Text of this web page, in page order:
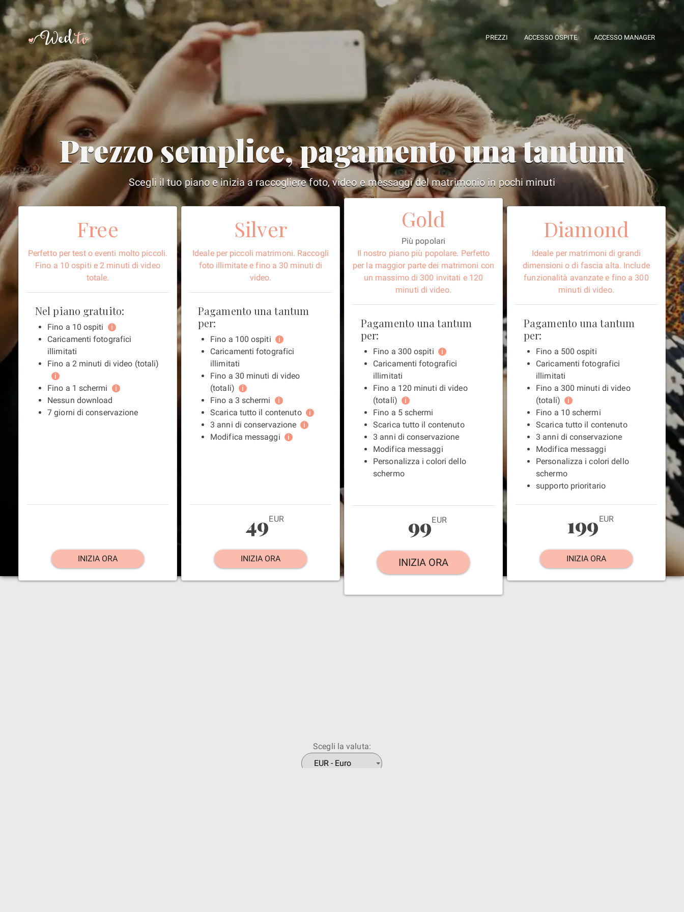
PREZZI ACCESSO OSPITE ACCESSO MANAGER
Prezzo semplice, pagamento una tantum
Scegli il tuo piano e inizia a raccogliere foto, video e messaggi del matrimonio in pochi minuti
Free
Perfetto per test o eventi molto piccoli.
Fino a 10 ospiti e 2 minuti di video
totale.
Nel piano gratuito:
Fino a 10 ospiti
i
Caricamenti fotografici
illimitati
Fino a 2 minuti di video (totali)
i
Fino a 1 schermi
i
Nessun download
7 giorni di conservazione
INIZIA ORA
Silver
Ideale per piccoli matrimoni. Raccogli
foto illimitate e fino a 30 minuti di
video.
Pagamento una tantum
per:
Fino a 100 ospiti
i
Caricamenti fotografici
illimitati
Fino a 30 minuti di video
(totali)
i
Fino a 3 schermi
i
Scarica tutto il contenuto
i
3 anni di conservazione
i
Modifica messaggi
i
49EUR
INIZIA ORA
Gold
Più popolari
Il nostro piano più popolare. Perfetto
per la maggior parte dei matrimoni con
un massimo di 300 invitati e 120
minuti di video.
Pagamento una tantum
per:
Fino a 300 ospiti
i
Caricamenti fotografici
illimitati
Fino a 120 minuti di video
(totali)
i
Fino a 5 schermi
Scarica tutto il contenuto
3 anni di conservazione
Modifica messaggi
Personalizza i colori dello
schermo
99EUR
INIZIA ORA
Diamond
Ideale per matrimoni di grandi
dimensioni o di fascia alta. Include
funzionalità avanzate e fino a 300
minuti di video.
Pagamento una tantum
per:
Fino a 500 ospiti
Caricamenti fotografici
illimitati
Fino a 300 minuti di video
(totali)
i
Fino a 10 schermi
Scarica tutto il contenuto
3 anni di conservazione
Modifica messaggi
Personalizza i colori dello
schermo
supporto prioritario
199EUR
INIZIA ORA
Scegli la valuta: